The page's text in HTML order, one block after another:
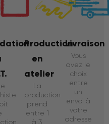
Production
en
atelier
La
production
prend
entre 1
à 3
Livraison
Vous
avez le
choix
entre
un
envoi à
votre
adresse